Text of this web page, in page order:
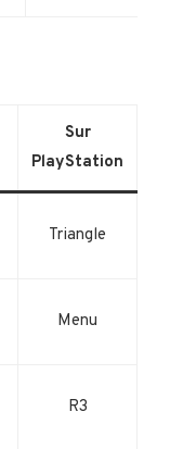
Sur
PlayStation
Triangle
Menu
R3